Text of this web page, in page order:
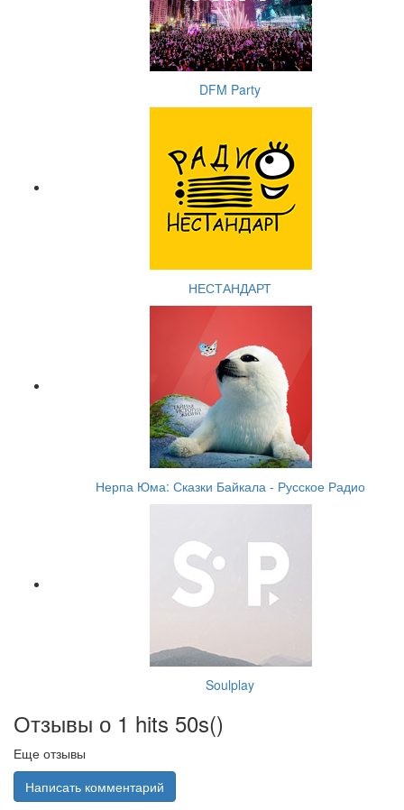
DFM Party
НЕСТАНДАРТ
Нерпа Юма: Сказки Байкала - Русское Радио
Soulplay
Отзывы о 1 hits 50s()
Еще отзывы
Написать комментарий